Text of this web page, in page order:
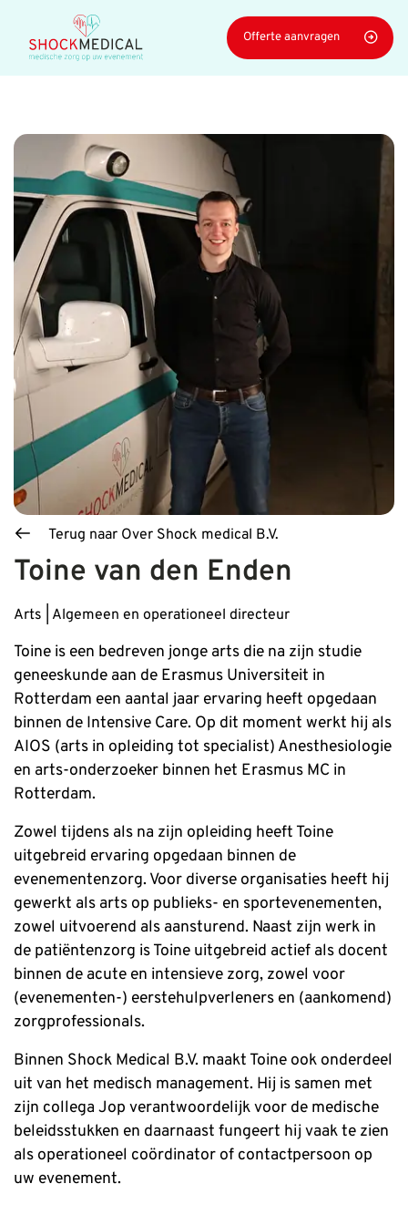
Navigatie
overslaan
Offerte aanvragen
Terug naar Over Shock medical B.V.
Toine van den Enden
Blog_field_Functie
Arts | Algemeen en operationeel directeur
Toine is een bedreven jonge arts die na zijn studie
geneeskunde aan de Erasmus Universiteit in
Rotterdam een aantal jaar ervaring heeft opgedaan
binnen de Intensive Care. Op dit moment werkt hij als
AIOS (arts in opleiding tot specialist) Anesthesiologie
en arts-onderzoeker binnen het Erasmus MC in
Rotterdam.
Zowel tijdens als na zijn opleiding heeft Toine
uitgebreid ervaring opgedaan binnen de
evenementenzorg. Voor diverse organisaties heeft hij
gewerkt als arts op publieks- en sportevenementen,
zowel uitvoerend als aansturend. Naast zijn werk in
de patiëntenzorg is Toine uitgebreid actief als docent
binnen de acute en intensieve zorg, zowel voor
(evenementen-) eerstehulpverleners en (aankomend)
zorgprofessionals.
Binnen Shock Medical B.V. maakt Toine ook onderdeel
uit van het medisch management. Hij is samen met
zijn collega Jop verantwoordelijk voor de medische
beleidsstukken en daarnaast fungeert hij vaak te zien
als operationeel coördinator of contactpersoon op
uw evenement.